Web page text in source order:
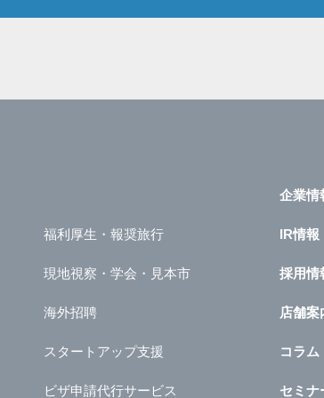
福利厚生・報奨旅行
現地視察・学会・見本市
海外招聘
スタートアップ支援
ビザ申請代行サービス
企業情
IR情報
採用情
店舗案
コラム
セミナ